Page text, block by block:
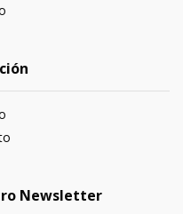
Newsletter